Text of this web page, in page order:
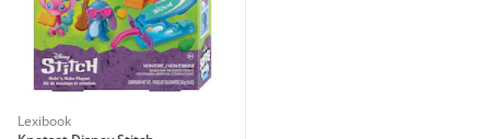
Lexibook